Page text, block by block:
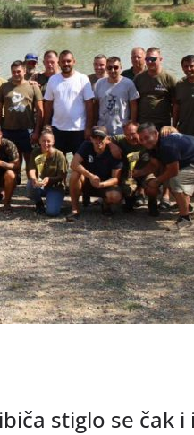
stiglo se čak i